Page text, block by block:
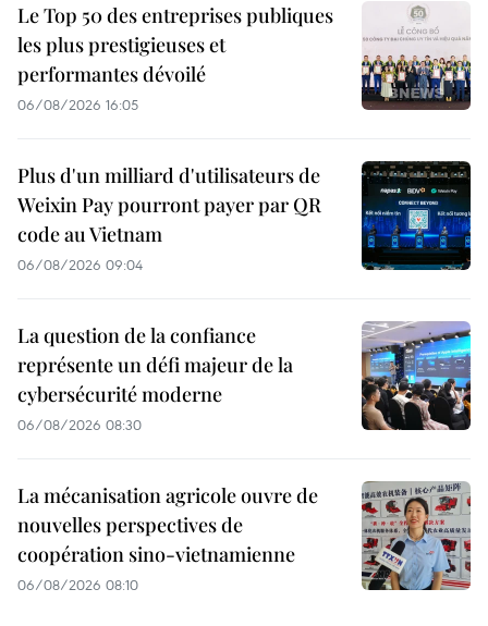
Le Top 50 des entreprises publiques
les plus prestigieuses et
performantes dévoilé
06/08/2026 16:05
Plus d'un milliard d'utilisateurs de
Weixin Pay pourront payer par QR
code au Vietnam
06/08/2026 09:04
La question de la confiance
représente un défi majeur de la
cybersécurité moderne
06/08/2026 08:30
La mécanisation agricole ouvre de
nouvelles perspectives de
coopération sino-vietnamienne
06/08/2026 08:10